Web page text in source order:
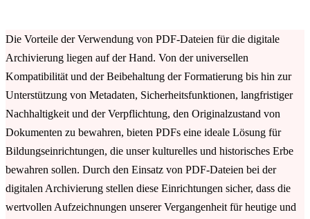
Die Vorteile der Verwendung von PDF-Dateien für die digitale
Archivierung liegen auf der Hand. Von der universellen
Kompatibilität und der Beibehaltung der Formatierung bis hin zur
Unterstützung von Metadaten, Sicherheitsfunktionen, langfristiger
Nachhaltigkeit und der Verpflichtung, den Originalzustand von
Dokumenten zu bewahren, bieten PDFs eine ideale Lösung für
Bildungseinrichtungen, die unser kulturelles und historisches Erbe
bewahren sollen. Durch den Einsatz von PDF-Dateien bei der
digitalen Archivierung stellen diese Einrichtungen sicher, dass die
wertvollen Aufzeichnungen unserer Vergangenheit für heutige und